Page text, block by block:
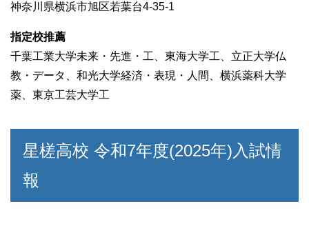
神奈川県横浜市旭区若葉台4-35-1
指定校推薦
千葉工業大学未来・先進・工、東海大学工、立正大学仏
教・データ、和光大学経済・表現・人間、横浜薬科大学
薬、東京工芸大学工
星槎高校 令和7年度(2025年)入試情
報